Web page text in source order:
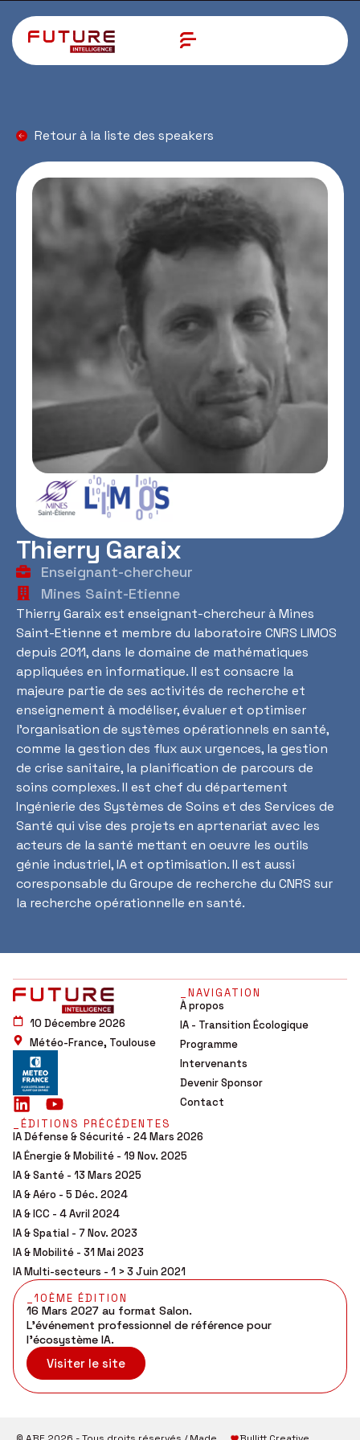
Retour à la liste des speakers
Thierry Garaix
Enseignant-chercheur
Mines Saint-Etienne
Thierry Garaix est enseignant-chercheur à Mines
Saint-Etienne et membre du laboratoire CNRS LIMOS
depuis 2011, dans le domaine de mathématiques
appliquées en informatique. Il est consacre la
majeure partie de ses activités de recherche et
enseignement à modéliser, évaluer et optimiser
l’organisation de systèmes opérationnels en santé,
comme la gestion des flux aux urgences, la gestion
de crise sanitaire, la planification de parcours de
soins complexes. Il est chef du département
Ingénierie des Systèmes de Soins et des Services de
Santé qui vise des projets en aprtenariat avec les
acteurs de la santé mettant en oeuvre les outils
génie industriel, IA et optimisation. Il est aussi
coresponsable du Groupe de recherche du CNRS sur
la recherche opérationnelle en santé.
10 Décembre 2026
Météo-France, Toulouse
_NAVIGATION
À propos
IA - Transition Écologique
Programme
Intervenants
Devenir Sponsor
Contact
_ÉDITIONS PRÉCÉDENTES
IA Défense & Sécurité - 24 Mars 2026
IA Énergie & Mobilité - 19 Nov. 2025
IA & Santé - 13 Mars 2025
IA & Aéro - 5 Déc. 2024
IA & ICC - 4 Avril 2024
IA & Spatial - 7 Nov. 2023
IA & Mobilité - 31 Mai 2023
IA Multi-secteurs - 1 > 3 Juin 2021
_10ÈME ÉDITION
16 Mars 2027 au format Salon.
L’événement professionnel de référence pour
l’écosystème IA.
Visiter le site